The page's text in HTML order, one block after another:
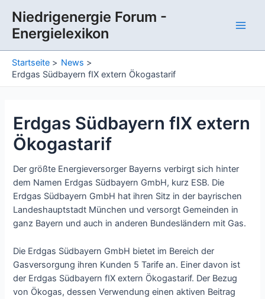
Inhalt
springen
Niedrigenergie Forum -
Energielexikon
Startseite
News
Erdgas Südbayern fIX extern Ökogastarif
Erdgas Südbayern fIX extern
Ökogastarif
Der größte Energieversorger Bayerns verbirgt sich hinter
dem Namen Erdgas Südbayern GmbH, kurz ESB. Die
Erdgas Südbayern GmbH hat ihren Sitz in der bayrischen
Landeshauptstadt München und versorgt Gemeinden in
ganz Bayern und auch in anderen Bundesländern mit Gas.
Die Erdgas Südbayern GmbH bietet im Bereich der
Gasversorgung ihren Kunden 5 Tarife an. Einer davon ist
der Erdgas Südbayern fIX extern Ökogastarif. Der Bezug
von Ökogas, dessen Verwendung einen aktiven Beitrag